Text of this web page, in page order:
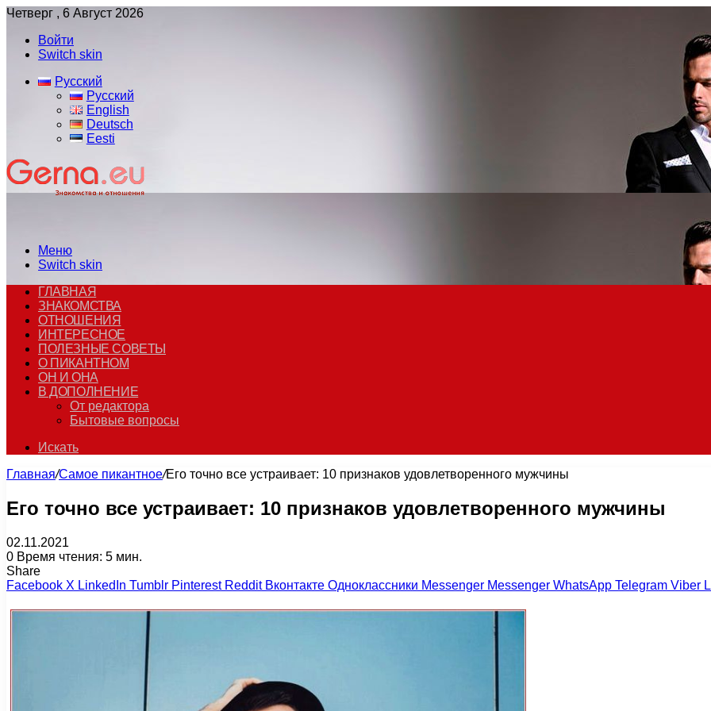
Четверг , 6 Август 2026
Войти
Switch skin
Русский
Русский
English
Deutsch
Eesti
Меню
Switch skin
ГЛАВНАЯ
ЗНАКОМСТВА
ОТНОШЕНИЯ
ИНТЕРЕСНОЕ
ПОЛЕЗНЫЕ СОВЕТЫ
О ПИКАНТНОМ
ОН И ОНА
В ДОПОЛНЕНИЕ
От редактора
Бытовые вопросы
Искать
Главная/Самое пикантное/Его точно все устраивает: 10 признаков удовлетворенного мужчины
Его точно все устраивает: 10 признаков удовлетворенного мужчины
02.11.2021
0 Время чтения: 5 мин.
Share
Facebook X LinkedIn Tumblr Pinterest Reddit Вконтакте Одноклассники Messenger Messenger WhatsApp Telegram Viber